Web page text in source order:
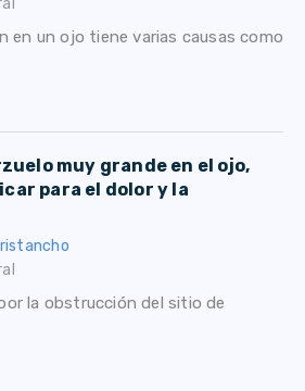
en un ojo tiene varias causas como
muy grande en el ojo,
para el dolor y la
la obstrucción del sitio de